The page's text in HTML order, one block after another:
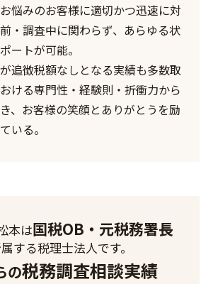
悩みのお客様に適切かつ迅速に対
・調査中に関わらず、あらゆる状
ートが可能。
追徴税額なしとなる実績も多数取
ける専門性・経験則・折衝力から
、お客様の笑顔とありがとうを励
いる。
本は国税OB・元税務署長
する税理士法人です。
の税務調査相談実績